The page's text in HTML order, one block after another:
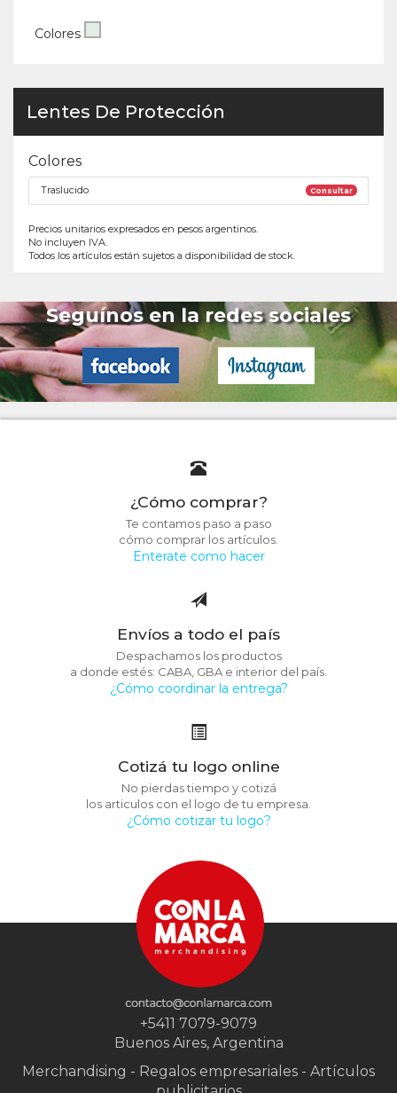
Colores
Lentes De Protección
Colores
Traslucido Consultar
Precios unitarios expresados en pesos argentinos.
No incluyen IVA.
Todos los artículos están sujetos a disponibilidad de stock.
Seguínos en la redes sociales
¿Cómo comprar?
Te contamos paso a paso
cómo comprar los artículos.
Enterate como hacer
Envíos a todo el país
Despachamos los productos
a donde estés: CABA, GBA e interior del país.
¿Cómo coordinar la entrega?
Cotizá tu logo online
No pierdas tiempo y cotizá
los articulos con el logo de tu empresa.
¿Cómo cotizar tu logo?
+5411 7079-9079
Buenos Aires, Argentina
Merchandising - Regalos empresariales - Artículos